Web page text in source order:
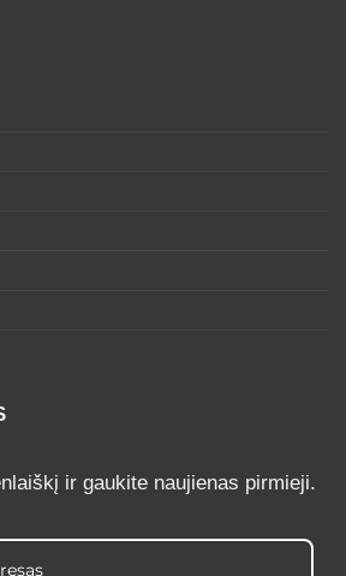
ir gaukite naujienas pirmieji.